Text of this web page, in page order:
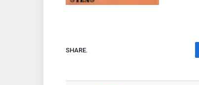
SHARE.